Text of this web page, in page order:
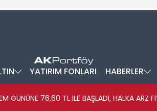
YATIRIM FONLARI HABERLER
GÜNÜNE 76,60 TL İLE BAŞLADI, HALKA ARZ